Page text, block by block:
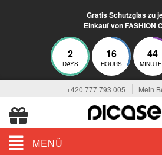
Gratis Schutzglas zu
Einkauf von FASHION
2
DAYS
16
HOURS
44
+420 777 793 005 Mein
MENÜ